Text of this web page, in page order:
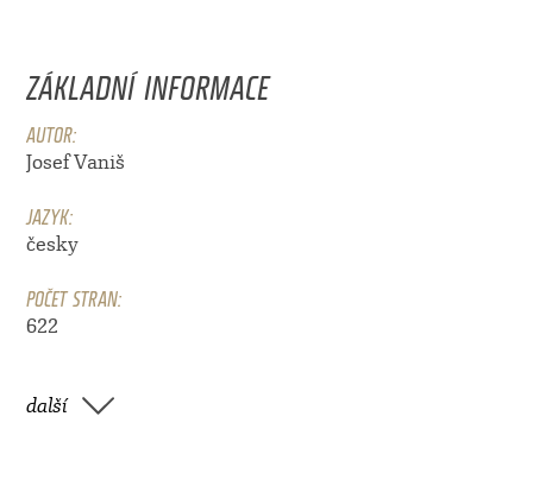
ZÁKLADNÍ INFORMACE
AUTOR:
Josef Vaniš
JAZYK:
česky
POČET STRAN:
622
další